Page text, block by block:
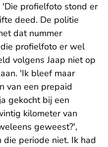
'Die profielfoto stond er
deed. De politie
dat nummer
profielfoto er wel
volgens Jaap niet op
'Ik bleef maar
van een prepaid
gekocht bij een
kilometer van
geweest?',
periode niet. Ik had